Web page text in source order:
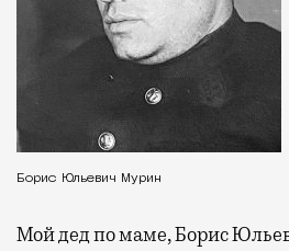
Борис Юльевич Мурин
Мой дед по маме, Борис